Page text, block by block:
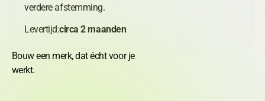
verdere afstemming.
Levertijd:circa 2 maanden
Bouw een merk, dat écht voor je
werkt.